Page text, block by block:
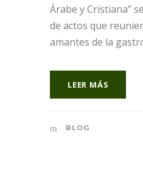
Árabe y Cristiana”
de actos que
amantes de la
LEER MÁS
BLOG